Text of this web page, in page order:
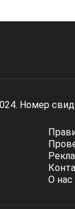
Номер
О нас